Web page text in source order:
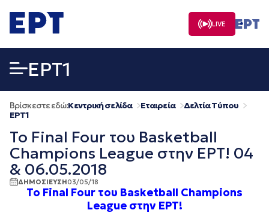
σε
περιεχόμενο
LIVE
EΡΤ1
Βρίσκεστε εδώ:Κεντρική σελίδα Εταιρεία
Δελτία Τύπου
EΡΤ1
Το Final Four του Basketball
Champions League στην ΕΡΤ! 04
& 06.05.2018
ΔΗΜΟΣΙΕΥΣΗ03/05/18
Το Final Four του Basketball Champions
League στην ΕΡΤ!